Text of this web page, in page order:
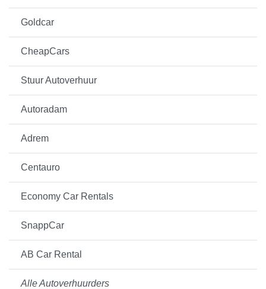
Goldcar
CheapCars
Stuur Autoverhuur
Autoradam
Adrem
Centauro
Economy Car Rentals
SnappCar
AB Car Rental
Alle Autoverhuurders